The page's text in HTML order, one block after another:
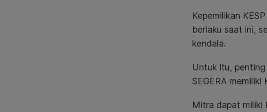
Kepemilikan
berlaku saat ini,
kendala.
Untuk itu,
SEGERA memiliki
Mitra dapat miliki